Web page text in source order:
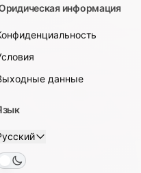
информация
данные
theme